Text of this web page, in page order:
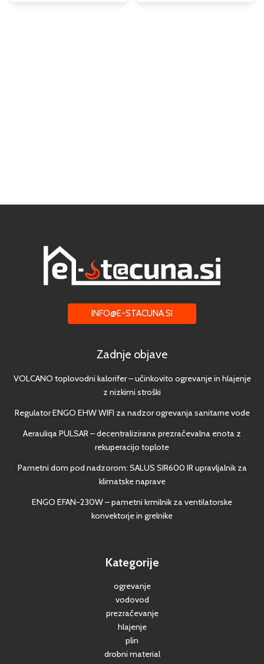
INFO@E-STACUNA.SI
Zadnje objave
VOLCANO toplovodni kalorifer – učinkovito ogrevanje in hlajenje
z nizkimi stroški
Regulator ENGO EHW WIFI za nadzor ogrevanja sanitarne vode
Aerauliqa PULSAR – decentralizirana prezračevalna enota z
rekuperacijo toplote
Pametni dom pod nadzorom: SALUS SIR600 IR upravljalnik za
klimatske naprave
ENGO EFAN-230W – pametni krmilnik za ventilatorske
konvektorje in grelnike
Kategorije
ogrevanje
vodovod
prezračevanje
hlajenje
plin
drobni material